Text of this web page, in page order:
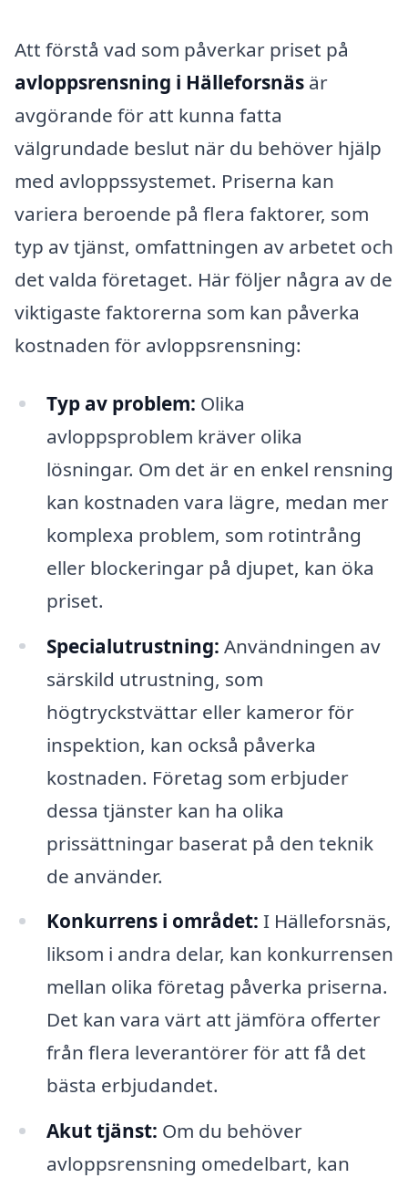
Att förstå vad som påverkar priset på
avloppsrensning i Hälleforsnäs är
avgörande för att kunna fatta
välgrundade beslut när du behöver hjälp
med avloppssystemet. Priserna kan
variera beroende på flera faktorer, som
typ av tjänst, omfattningen av arbetet och
det valda företaget. Här följer några av de
viktigaste faktorerna som kan påverka
kostnaden för avloppsrensning:
Typ av problem: Olika
avloppsproblem kräver olika
lösningar. Om det är en enkel rensning
kan kostnaden vara lägre, medan mer
komplexa problem, som rotintrång
eller blockeringar på djupet, kan öka
priset.
Specialutrustning: Användningen av
särskild utrustning, som
högtryckstvättar eller kameror för
inspektion, kan också påverka
kostnaden. Företag som erbjuder
dessa tjänster kan ha olika
prissättningar baserat på den teknik
de använder.
Konkurrens i området: I Hälleforsnäs,
liksom i andra delar, kan konkurrensen
mellan olika företag påverka priserna.
Det kan vara värt att jämföra offerter
från flera leverantörer för att få det
bästa erbjudandet.
Akut tjänst: Om du behöver
avloppsrensning omedelbart, kan